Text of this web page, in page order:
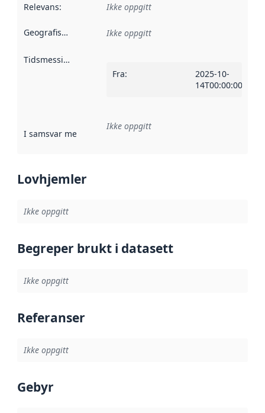
Relevans: Ikke oppgitt
Geografisk avgrensning :
Ikke oppgitt
Tidsmessig avgrensning
Fra:
2025-10-
14T00:00:00Z
I samsvar med Referanse til en implementasjonsregel
Ikke oppgitt
Lovhjemler
Ikke oppgitt
Begreper brukt i datasett
Ikke oppgitt
Referanser
Ikke oppgitt
Gebyr